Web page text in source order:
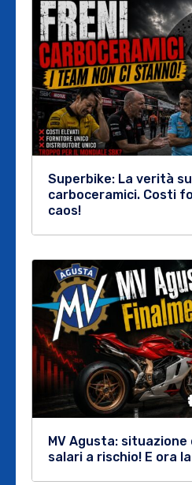
Superbike: La verità
carboceramici. Costi
caos!
MV Agusta:
salari a rischio! E ora